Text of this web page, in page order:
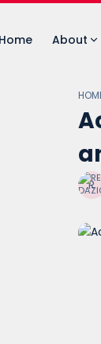
Home About